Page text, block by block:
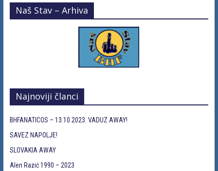
Naš Stav – Arhiva
Najnoviji članci
BHFANATICOS – 13.10.2023. VADUZ AWAY!
SAVEZ NAPOLJE!
SLOVAKIA AWAY
Alen Razić 1990 – 2023